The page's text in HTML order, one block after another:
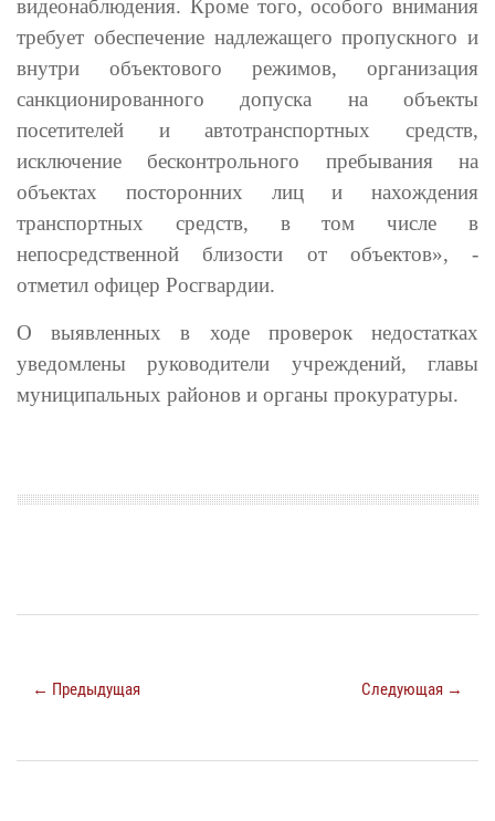
видеонаблюдения. Кроме того, особого внимания
требует обеспечение надлежащего пропускного и
внутри объектового режимов, организация
санкционированного допуска на объекты
посетителей и автотранспортных средств,
исключение бесконтрольного пребывания на
объектах посторонних лиц и нахождения
транспортных средств, в том числе в
непосредственной близости от объектов», -
отметил офицер Росгвардии.
О выявленных в ходе проверок недостатках
уведомлены руководители учреждений, главы
муниципальных районов и органы прокуратуры.
← Предыдущая Следующая →